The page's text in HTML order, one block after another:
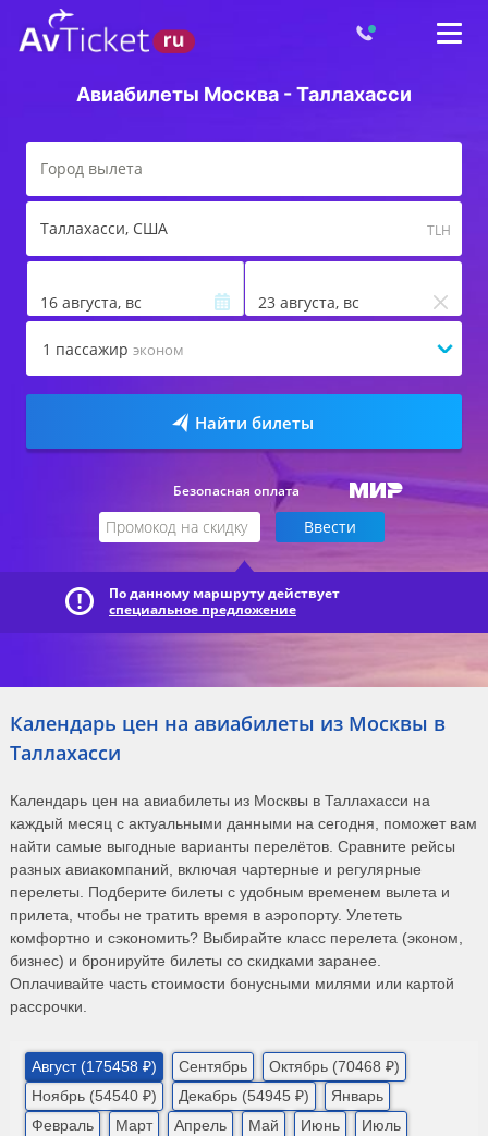
Авиабилеты Москва - Таллахасси
Таллахасси, США TLH
16 августа, вс 23 августа, вс
1 пассажир эконом
Найти билеты
Безопасная оплата
По данному маршруту действует
специальное предложение
Календарь цен на авиабилеты из Москвы в
Таллахасси
Календарь цен на авиабилеты из Москвы в Таллахасси на
каждый месяц с актуальными данными на сегодня, поможет вам
найти самые выгодные варианты перелётов. Сравните рейсы
разных авиакомпаний, включая чартерные и регулярные
перелеты. Подберите билеты с удобным временем вылета и
прилета, чтобы не тратить время в аэропорту. Улететь
комфортно и сэкономить? Выбирайте класс перелета (эконом,
бизнес) и бронируйте билеты со скидками заранее.
Оплачивайте часть стоимости бонусными милями или картой
рассрочки.
Август (175458 ₽) Сентябрь
Октябрь (70468 ₽)
Ноябрь (54540 ₽)
Декабрь (54945 ₽)
Январь
Февраль
Март Апрель Май Июнь Июль